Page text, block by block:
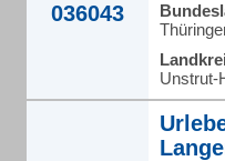
036043
Unstrut-